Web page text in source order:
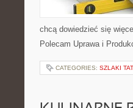
chcą dowiedzieć się
Polecam Uprawa i
CATEGORIES: SZLAKI